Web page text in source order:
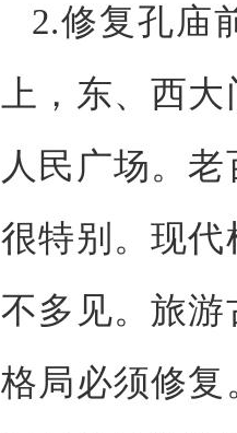
2.修复孔庙
上，东、西
人民广场。
很特别。现
不多见。旅
格局必须修